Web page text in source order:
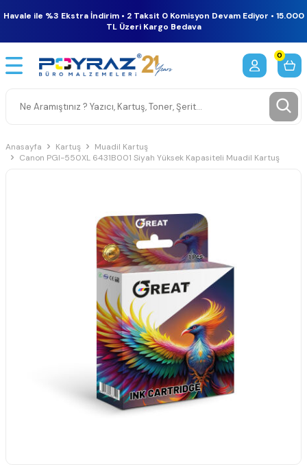
Havale ile %3 Ekstra İndirim • 2 Taksit 0 Komisyon Devam Ediyor • 15.000
TL Üzeri Kargo Bedava
0
Anasayfa Kartuş
Muadil Kartuş
Canon PGI-550XL 6431B001 Siyah Yüksek Kapasiteli Muadil Kartuş